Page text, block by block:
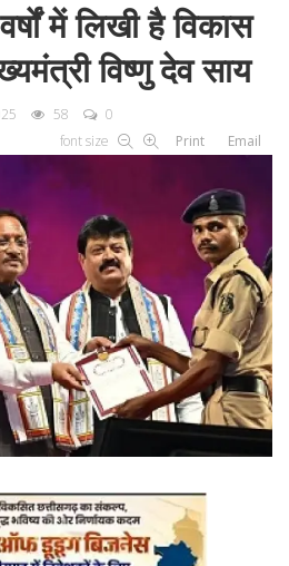
में लिखी है विकास
विष्णु देव साय
58
0
font size
Print Email